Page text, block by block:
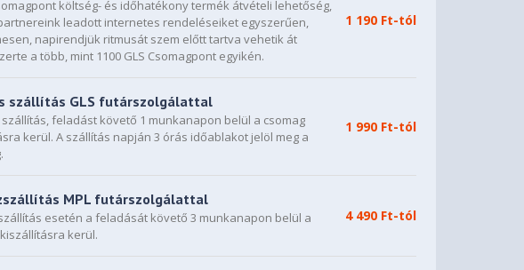
költség- és időhatékony termék átvételi lehetőség,
leadott internetes rendeléseiket egyszerűen,
napirendjük ritmusát szem előtt tartva vehetik át
a több, mint 1100 GLS Csomagpont egyikén.
1 190 Ft-tól
szállítás GLS futárszolgálattal
szállítás, feladást követő 1 munkanapon belül a csomag
kerül. A szállítás napján 3 órás időablakot jelöl meg a
1 990 Ft-tól
MPL futárszolgálattal
esetén a feladását követő 3 munkanapon belül a
kerül.
4 490 Ft-tól